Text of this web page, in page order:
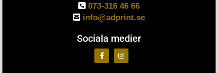
 073-316 46 66
 info@adprint.se
Sociala medier